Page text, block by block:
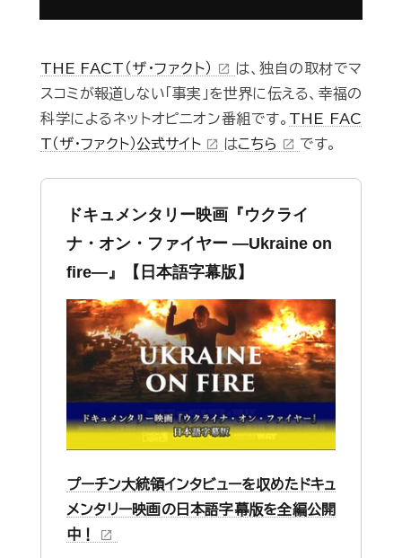
THE FACT（ザ・ファクト） open_in_new は、独自の取材でマ
スコミが報道しない「事実」を世界に伝える、幸福の
科学によるネットオピニオン番組です。 THE FAC
T（ザ・ファクト）公式サイト open_in_new はこちら open_in_new です。
ドキュメンタリー映画『ウクライ
ナ・オン・ファイヤー ―Ukraine on
fire—』【日本語字幕版】
プーチン大統領インタビューを収めたドキュ
メンタリー映画の日本語字幕版を全編公開
中！
open_in_new